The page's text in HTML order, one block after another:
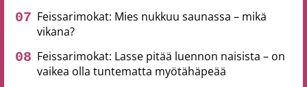
Feissarimokat: Mies nukkuu saunassa – mikä
vikana?
Feissarimokat: Lasse pitää luennon naisista – on
vaikea olla tuntematta myötähäpeää